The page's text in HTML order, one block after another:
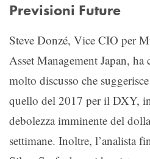
Previsioni Future
Steve Donzé, Vice CIO per
Asset Management Japan,
molto discusso che
quello del 2017 per il DXY,
debolezza imminente del
settimane. Inoltre, l’analista